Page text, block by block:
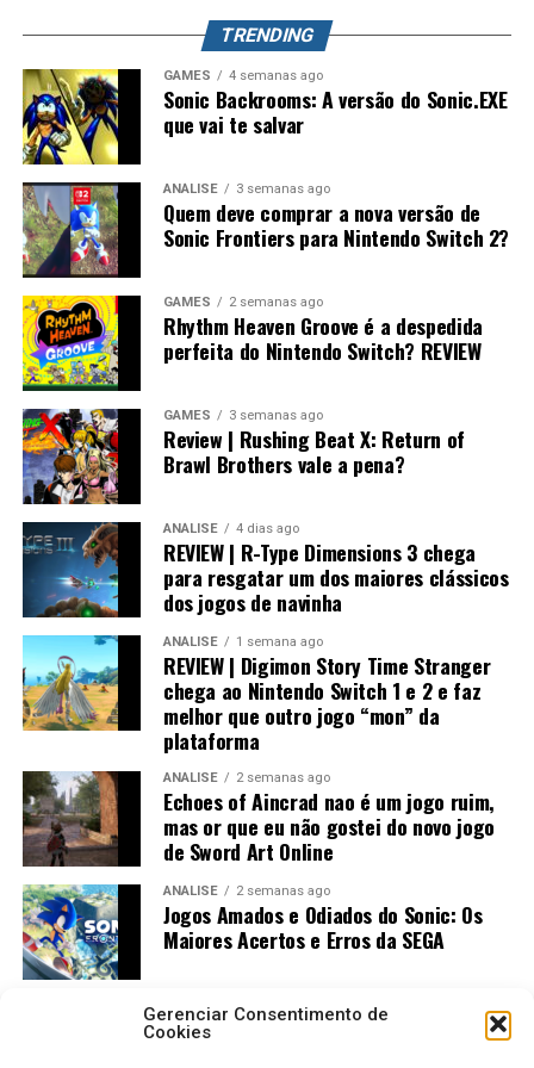
Gerenciar Consentimento de
Cookies
TRENDING
GAMES 4 semanas ago
Sonic Backrooms: A versão do Sonic.EXE
que vai te salvar
ANÁLISE 3 semanas ago
Quem deve comprar a nova versão de
Sonic Frontiers para Nintendo Switch 2?
GAMES 2 semanas ago
Rhythm Heaven Groove é a despedida
perfeita do Nintendo Switch? REVIEW
GAMES 3 semanas ago
Review | Rushing Beat X: Return of
Brawl Brothers vale a pena?
ANÁLISE 4 dias ago
REVIEW | R-Type Dimensions 3 chega
para resgatar um dos maiores clássicos
dos jogos de navinha
ANÁLISE 1 semana ago
REVIEW | Digimon Story Time Stranger
chega ao Nintendo Switch 1 e 2 e faz
melhor que outro jogo “mon” da
plataforma
ANÁLISE 2 semanas ago
Echoes of Aincrad nao é um jogo ruim,
mas or que eu não gostei do novo jogo
de Sword Art Online
ANÁLISE 2 semanas ago
Jogos Amados e Odiados do Sonic: Os
Maiores Acertos e Erros da SEGA